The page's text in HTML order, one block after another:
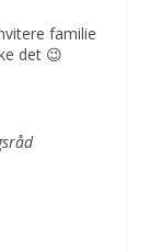
familie
det 😉